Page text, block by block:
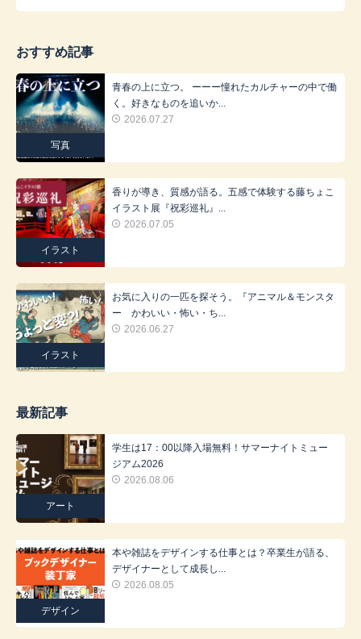
おすすめ記事
写真
青春の上に立つ。 ーーー憧れたカルチャーの中で働
く。好きなものを追いか...
2026.07.27
イラスト
香りが導き、質感が語る。五感で体験する藤ちょこ
イラスト展『祝彩巡礼』...
2026.07.05
イラスト
お気に入りの一匹を探そう。『アニマル＆モンスタ
ー かわいい・怖い・ち...
2026.06.27
最新記事
アート
学生は17：00以降入場無料！サマーナイトミュー
ジアム2026
2026.08.06
デザイン
本や雑誌をデザインする仕事とは？卒業生が語る、
デザイナーとして成長し...
2026.08.05